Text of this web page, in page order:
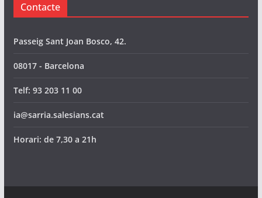
Contacte
Passeig Sant Joan Bosco, 42.
08017 - Barcelona
Telf: 93 203 11 00
ia@sarria.salesians.cat
Horari: de 7,30 a 21h